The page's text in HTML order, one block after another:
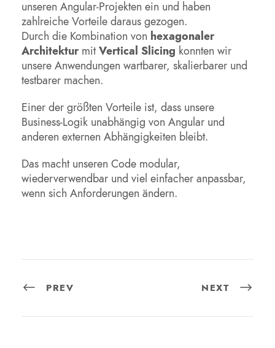
unseren Angular-Projekten ein und haben
zahlreiche Vorteile daraus gezogen.
Durch die Kombination von hexagonaler
Architektur mitVertical Slicing konnten wir
unsere Anwendungen wartbarer, skalierbarer und
testbarer machen.
Einer der größten Vorteile ist, dass unsere
Business-Logik unabhängig von Angular und
anderen externen Abhängigkeiten bleibt.
Das macht unseren Code modular,
wiederverwendbar und viel einfacher anpassbar,
wenn sich Anforderungen ändern.
PREV NEXT